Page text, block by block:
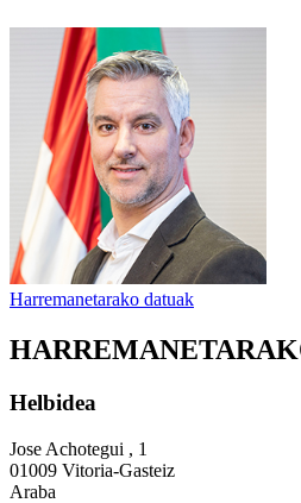
Harremanetarako datuak
Helbidea
Jose Achotegui , 1
01009 Vitoria-Gasteiz
Araba